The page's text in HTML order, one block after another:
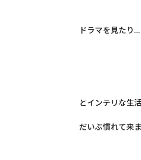
ドラマを見たり…
とインテリな生
だいぶ慣れて来ま